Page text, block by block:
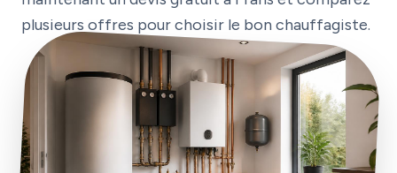
plusieurs offres pour choisir le bon chauffagiste.